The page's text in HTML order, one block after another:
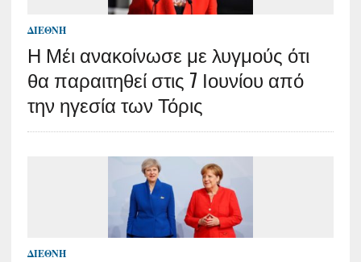
ΔΙΕΘΝΉ
Η Μέι ανακοίνωσε με λυγμούς ότι
θα παραιτηθεί στις 7 Ιουνίου από
την ηγεσία των Τόρις
ΔΙΕΘΝΉ